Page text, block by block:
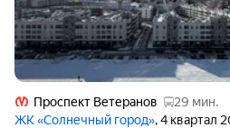
Проспект Ветеранов
29 мин.
ЖК «Солнечный город», 4 квартал